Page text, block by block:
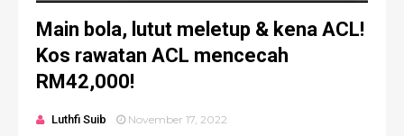
Main bola, lutut meletup & kena ACL!
Kos rawatan ACL mencecah
RM42,000!
Luthfi Suib November 17, 2022